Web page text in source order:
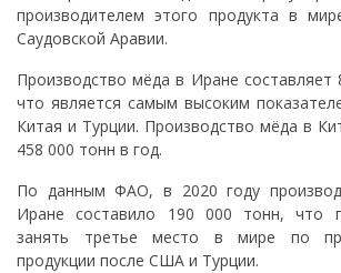
производителем этого продукта в
Саудовской Аравии.
Производство мёда в Иране составляет
что является самым высоким
Китая и Турции. Производство мёда в
458 000 тонн в год.
По данным ФАО, в 2020 году
Иране составило 190 000 тонн, что
занять третье место в мире по
продукции после США и Турции.